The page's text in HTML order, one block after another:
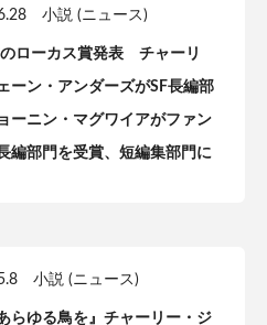
小説 (ニュース)
ローカス賞発表 チャーリ
ーン・アンダーズがSF長編部
ーニン・マグワイアがファン
編部門を受賞、短編集部門に
小説 (ニュース)
らゆる鳥を』チャーリー・ジ